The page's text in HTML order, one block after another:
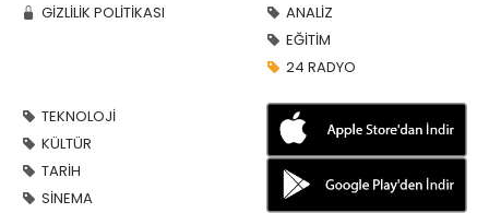
GİZLİLİK POLİTİKASI
ANALİZ
EĞİTİM
24 RADYO
TEKNOLOJİ
KÜLTÜR
TARİH
SİNEMA